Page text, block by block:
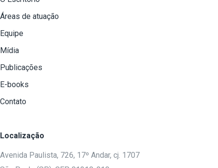
Áreas de atuação
Equipe
Mídia
Publicações
E-books
Contato
Localização
Avenida Paulista, 726, 17º Andar, cj. 1707